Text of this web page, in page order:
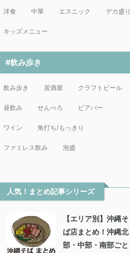
洋食 中華 エスニック デカ盛り
キッズメニュー
#飲み歩き
飲み歩き 居酒屋 クラフトビール
昼飲み せんべろ ビアバー
ワイン 角打ち/もっきり
ファミレス飲み 泡盛
人気！まとめ記事シリーズ
【エリア別】沖縄そ
ば店まとめ！沖縄北
部・中部・南部ごと